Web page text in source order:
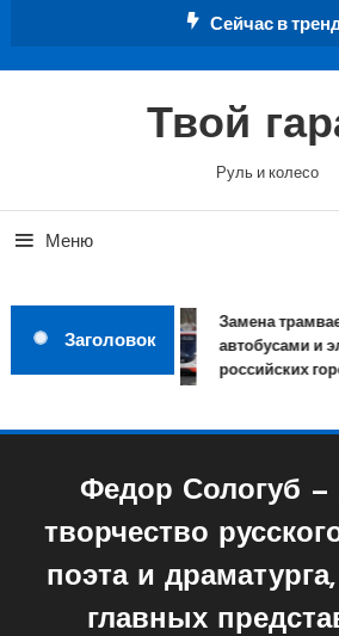
Сейчас в
Твой
Руль и колесо
Меню
Заголовок
Замена
автобусами и
российских
Федор Сологуб —
творчество
поэта и
главных